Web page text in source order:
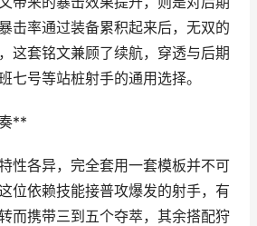
击率通过装备累积起来后，无双的
这套铭文兼顾了续航，穿透与后期
七号等站桩射手的通用选择。
**
性各异，完全套用一套模板并不可
位依赖技能接普攻爆发的射手，有
而携带三到五个夺萃，其余搭配狩